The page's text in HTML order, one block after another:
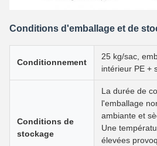
Conditions d'emballage et de
Conditionnement
25 kg/sac,
intérieur PE +
Conditions de
stockage
La durée de
l'emballage
ambiante et
Une
élevées